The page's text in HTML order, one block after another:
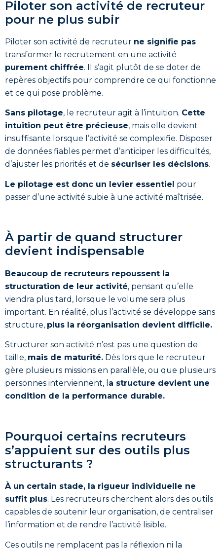
Piloter son activité de recruteur
pour ne plus subir
Piloter son activité de recruteur ne signifie pas
transformer le recrutement en une activité
purement chiffrée. Il s’agit plutôt de se doter de
repères objectifs pour comprendre ce qui fonctionne
et ce qui pose problème.
Sans pilotage, le recruteur agit à l’intuition. Cette
intuition peut être précieuse, mais elle devient
insuffisante lorsque l’activité se complexifie. Disposer
de données fiables permet d’anticiper les difficultés,
d’ajuster les priorités et de sécuriser les décisions.
Le pilotage est donc un levier essentiel pour
passer d’une activité subie à une activité maîtrisée.
À partir de quand structurer
devient indispensable
Beaucoup de recruteurs repoussent la
structuration de leur activité, pensant qu’elle
viendra plus tard, lorsque le volume sera plus
important. En réalité, plus l’activité se développe sans
structure, plus la réorganisation devient difficile.
Structurer son activité n’est pas une question de
taille, mais de maturité. Dès lors que le recruteur
gère plusieurs missions en parallèle, ou que plusieurs
personnes interviennent, l a structure devient une
condition de la performance durable.
Pourquoi certains recruteurs
s’appuient sur des outils plus
structurants ?
À un certain stade, la rigueur individuelle ne
suffit plus. Les recruteurs cherchent alors des outils
capables de soutenir leur organisation, de centraliser
l’information et de rendre l’activité lisible.
Ces outils ne remplacent pas la réflexion ni la